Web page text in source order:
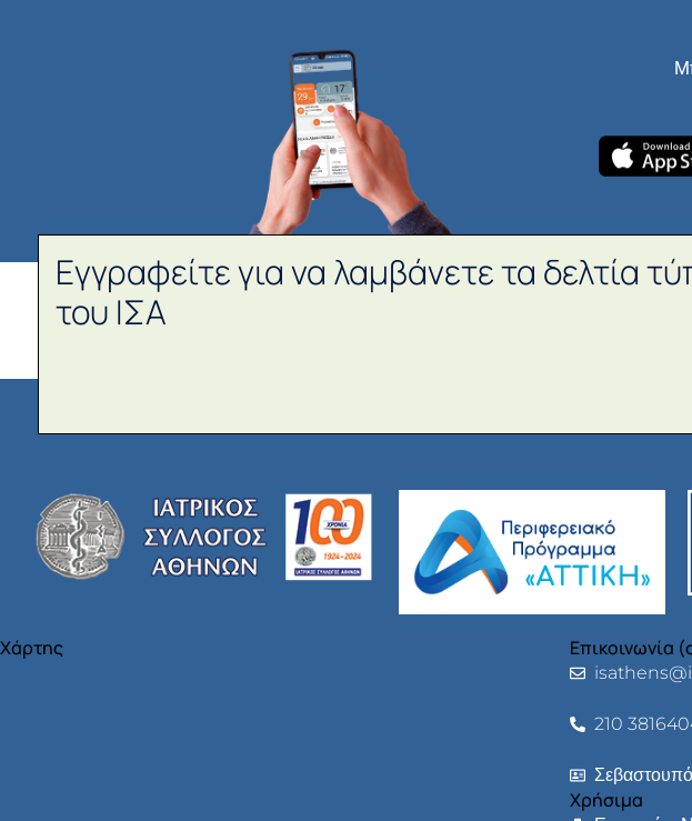
Εγγραφείτε για να λαμβάνετε τα δελτία
του ΙΣΑ
Χάρτης Επικοινωνία
210
Χρήσιμα